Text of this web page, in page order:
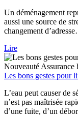
Un déménagement
aussi une source de
changement
Lire
Nouveauté Assurance
Les bons gestes pour
L’eau peut causer de
n’est pas maîtrisée
d’une fuite, d’un